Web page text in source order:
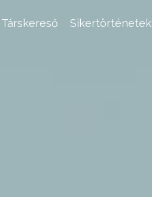
Társkereső Sikertörténetek